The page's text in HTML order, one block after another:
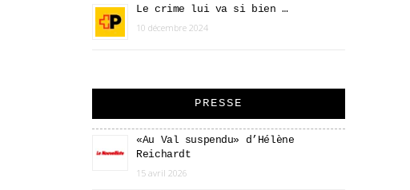
Le crime lui va si bien …
10 décembre 2024
PRESSE
«Au Val suspendu» d’Hélène
Reichardt
15 avril 2026